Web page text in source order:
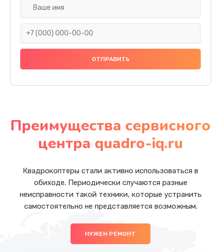
Преимущества сервисного
центра quadro-iq.ru
Квадрокоптеры стали активно использоваться в
обиходе. Периодически случаются разные
неисправности такой техники, которые устранить
самостоятельно не представляется возможным.
НУЖЕН РЕМОНТ